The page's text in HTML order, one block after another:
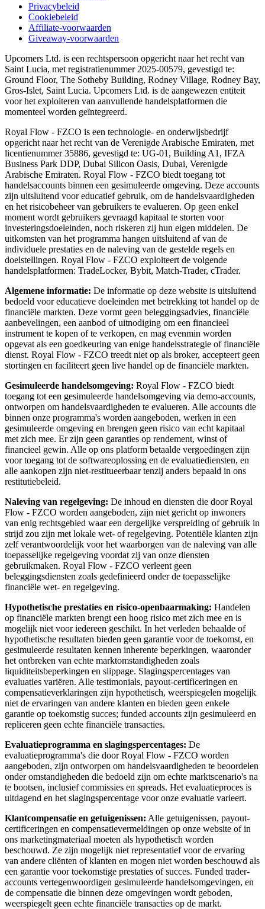
Privacybeleid
Cookiebeleid
Affiliate-voorwaarden
Giveaway-voorwaarden
Upcomers Ltd. is een rechtspersoon opgericht naar het recht van
Saint Lucia, met registratienummer 2025-00579, gevestigd te:
Ground Floor, The Sotheby Building, Rodney Village, Rodney Bay,
Gros-Islet, Saint Lucia. Upcomers Ltd. is de aangewezen entiteit
voor het exploiteren van aanvullende handelsplatformen die
momenteel worden geïntegreerd.
Royal Flow - FZCO is een technologie- en onderwijsbedrijf
opgericht naar het recht van de Verenigde Arabische Emiraten, met
licentienummer 35886, gevestigd te: UG-01, Building A1, IFZA
Business Park DDP, Dubai Silicon Oasis, Dubai, Verenigde
Arabische Emiraten. Royal Flow - FZCO biedt toegang tot
handelsaccounts binnen een gesimuleerde omgeving. Deze accounts
zijn uitsluitend voor educatief gebruik, om de handelsvaardigheden
en het risicobeheer van gebruikers te evalueren. Op geen enkel
moment wordt gebruikers gevraagd kapitaal te storten voor
investeringsdoeleinden, noch riskeren zij hun eigen middelen. De
uitkomsten van het programma hangen uitsluitend af van de
individuele prestaties en de naleving van de gestelde regels en
doelstellingen. Royal Flow - FZCO exploiteert de volgende
handelsplatformen: TradeLocker, Bybit, Match-Trader, cTrader.
Algemene informatie: De informatie op deze website is uitsluitend
bedoeld voor educatieve doeleinden met betrekking tot handel op de
financiële markten. Deze vormt geen beleggingsadvies, financiële
aanbevelingen, een aanbod of uitnodiging om een financieel
instrument te kopen of te verkopen, en mag evenmin worden
opgevat als een goedkeuring van enige handelsstrategie of financiële
dienst. Royal Flow - FZCO treedt niet op als broker, accepteert geen
stortingen en faciliteert geen live handel op de financiële markten.
Gesimuleerde handelsomgeving: Royal Flow - FZCO biedt
toegang tot een gesimuleerde handelsomgeving via demo-accounts,
ontworpen om handelsvaardigheden te evalueren. Alle accounts die
binnen onze programma's worden aangeboden, werken in een
gesimuleerde omgeving en brengen geen risico van echt kapitaal
met zich mee. Er zijn geen garanties op rendement, winst of
financieel gewin. Alle op ons platform betaalde vergoedingen zijn
voor toegang tot de softwareoplossing en de evaluatiediensten, en
alle aankopen zijn niet-restitueerbaar tenzij anders bepaald in ons
restitutiebeleid.
Naleving van regelgeving: De inhoud en diensten die door Royal
Flow - FZCO worden aangeboden, zijn niet gericht op inwoners
van enig rechtsgebied waar een dergelijke verspreiding of gebruik in
strijd zou zijn met lokale wet- of regelgeving. Potentiële klanten zijn
zelf verantwoordelijk voor het waarborgen van de naleving van alle
toepasselijke regelgeving voordat zij van onze diensten
gebruikmaken. Royal Flow - FZCO verleent geen
beleggingsdiensten zoals gedefinieerd onder de toepasselijke
financiële wet- en regelgeving.
Hypothetische prestaties en risico-openbaarmaking: Handelen
op financiële markten brengt een hoog risico met zich mee en is
mogelijk niet voor iedereen geschikt. In het verleden behaalde of
hypothetische resultaten bieden geen garantie voor de toekomst, en
gesimuleerde resultaten kennen inherente beperkingen, waaronder
het ontbreken van echte marktomstandigheden zoals
liquiditeitsbeperkingen en slippage. Slagingspercentages van
evaluaties variëren. Alle testimonials, payout-certificeringen en
compensatieverklaringen zijn hypothetisch, weerspiegelen mogelijk
niet de ervaringen van andere klanten en bieden geen enkele
garantie op toekomstig succes; funded accounts zijn gesimuleerd en
repliceren geen echte financiële transacties.
Evaluatieprogramma en slagingspercentages: De
evaluatieprogramma's die door Royal Flow - FZCO worden
aangeboden, zijn ontworpen om handelsvaardigheden te beoordelen
onder omstandigheden die bedoeld zijn om echte marktscenario's na
te bootsen, inclusief commissies en spreads. Het evaluatieproces is
uitdagend en het slagingspercentage voor onze evaluatie varieert.
Klantcompensatie en getuigenissen: Alle getuigenissen, payout-
certificeringen en compensatievermeldingen op onze website of in
ons marketingmateriaal moeten als hypothetisch worden
beschouwd. Ze zijn mogelijk niet representatief voor de ervaring
van andere cliënten of klanten en mogen niet worden beschouwd als
een garantie voor toekomstige prestaties of succes. Funded trader-
accounts vertegenwoordigen gesimuleerde handelsomgevingen, en
de compensatie die binnen deze omgevingen wordt geboden,
weerspiegelt geen echte financiële transacties op de markt.